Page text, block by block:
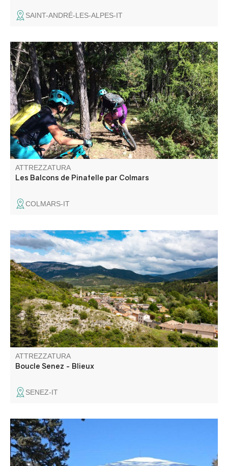
SAINT-ANDRÉ-LES-ALPES-IT
Da Colmars potete arricchire il percorso n. 12 dirigendovi
verso la frazione di Villars-Heyssier. Assicuratevi di
rimanere sul sentiero MTB e di non imboccare il sentiero
delle Gole di Saint-Pierre, vietato alle mountain bike.
ATTREZZATURA
Les Balcons de Pinatelle par Colmars
COLMARS-IT
Un lungo anello che comprende il sito naturale degli indizi
della Melle, le rovine del borgo di Chast e l'ovile della
Melle, testimonianza del nostro patrimonio pastorale.
ATTREZZATURA
Boucle Senez - Blieux
SENEZ-IT
La Rotonde peut vous accueillir à l’occasion de réunions
familiales ou de groupes. Sont mis à disposition tables et
bancs ainsi que le nécessaire de cuisine, frigo, cuisinière